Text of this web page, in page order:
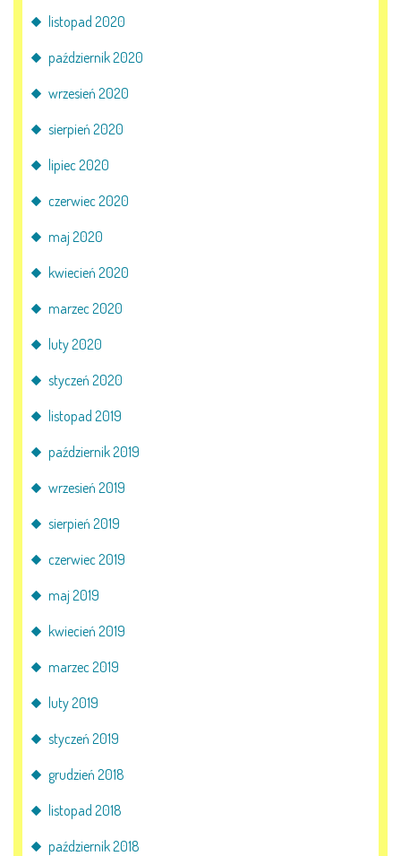
listopad 2020
październik 2020
wrzesień 2020
sierpień 2020
lipiec 2020
czerwiec 2020
maj 2020
kwiecień 2020
marzec 2020
luty 2020
styczeń 2020
listopad 2019
październik 2019
wrzesień 2019
sierpień 2019
czerwiec 2019
maj 2019
kwiecień 2019
marzec 2019
luty 2019
styczeń 2019
grudzień 2018
listopad 2018
październik 2018